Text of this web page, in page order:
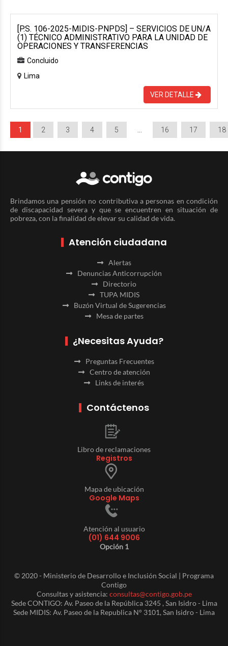
[P.S. 106-2025-MIDIS-PNPDS] – SERVICIOS DE UN/A
(1) TÉCNICO ADMINISTRATIVO PARA LA UNIDAD DE
OPERACIONES Y TRANSFERENCIAS
Concluido
Lima
VER DETALLE
1 2 3 4 5 16 17 18
Brindamos una pensión no contributiva a personas en condición
de discapacidad severa y que se encuentren en situación de
pobreza, con la finalidad de elevar su calidad de vida.
Atención ciudadana
Alertas
Denuncias Anticorrupción
Directorio
TUPA MIDIS
Buzón Virtual de Sugerencias
Mesa de partes
¿Necesitas Ayuda?
Preguntas Frecuentes
Centro de atención
Links de interés
Contáctenos
Libro de reclamaciones
Registros
Mapa de ubicación
Google Maps
Atención al usuario
(01) 644 9006
Opción 1
© 2020 - Ministerio de Desarrollo e Inclusión Social | Programa
Contigo
Consultas y asistencia: consultas@contigo.gob.pe
Sede CONTIGO: Av. Paseo de la República 3245 , San Isidro - Lima
Sede MIDIS: Av. Paseo de la Republica N° 3101, San Isidro - Lima